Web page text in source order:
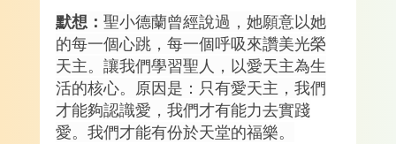
默想： 聖小德蘭曾經說過，她願意以她
的每一個心跳，每一個呼吸來讚美光榮
天主。讓我們學習聖人，以愛天主為生
活的核心。原因是：只有愛天主，我們
才能夠認識愛，我們才有能力去實踐
愛。我們才能有份於天堂的福樂。